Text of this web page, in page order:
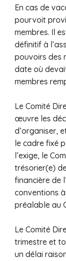
En cas de
pourvoit
membres. Il
définitif à
pouvoirs des
date où
membres
Le Comité
œuvre les
d’organiser,
le cadre fixé
l’exige, le
trésorier(e)
financière de
conventions
préalable au
Le Comité
trimestre et
un délai